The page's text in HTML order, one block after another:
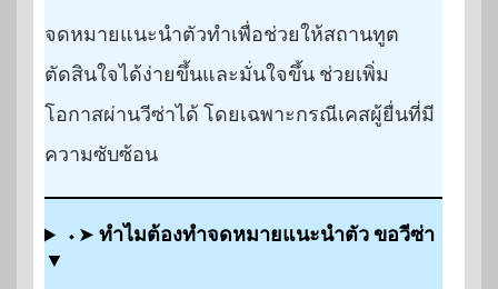
จดหมายแนะนำตัวทำเพื่อช่วยให้สถานทูต
ตัดสินใจได้ง่ายขึ้นและมั่นใจขึ้น ช่วยเพิ่ม
โอกาสผ่านวีซ่าได้ โดยเฉพาะกรณีเคสผู้ยื่นที่มี
ความซับซ้อน
⬩➤ทำไมต้องทำจดหมายแนะนำตัว ขอวีซ่า
▼